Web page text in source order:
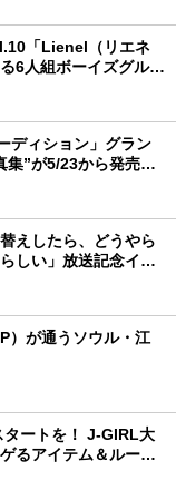
「Lienel（リエネ
6人組ボーイズグルー
ディション」グラン
集”が5/23から発売！
えしたら、どうやら
しい」放送記念イン
く見えたんです」
）が通うソウル・江
タートを！ J-GIRL大
るアイテム＆ルーテ